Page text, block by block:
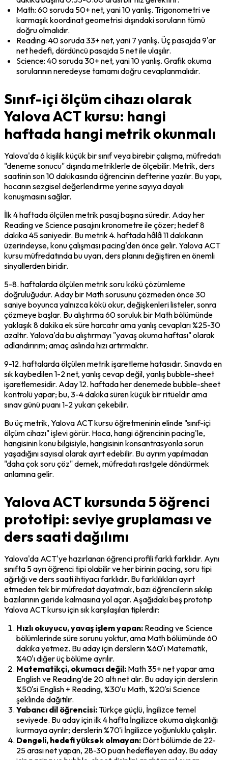
Math: 60 soruda 50+ net, yani 10 yanlış. Trigonometri ve
karmaşık koordinat geometrisi dışındaki soruların tümü
doğru olmalıdır.
Reading: 40 soruda 33+ net, yani 7 yanlış. Üç pasajda 9'ar
net hedefi, dördüncü pasajda 5 net ile ulaşılır.
Science: 40 soruda 30+ net, yani 10 yanlış. Grafik okuma
sorularının neredeyse tamamı doğru cevaplanmalıdır.
Sınıf-içi ölçüm cihazı olarak
Yalova ACT kursu: hangi
haftada hangi metrik okunmalı
Yalova'da 6 kişilik küçük bir sınıf veya birebir çalışma, müfredatı
"deneme sonucu" dışında metriklerle de ölçebilir. Metrik, ders
saatinin son 10 dakikasında öğrencinin defterine yazılır. Bu yapı,
hocanın sezgisel değerlendirme yerine sayıya dayalı
konuşmasını sağlar.
İlk 4 haftada ölçülen metrik pasaj başına süredir. Aday her
Reading ve Science pasajını kronometre ile çözer; hedef 8
dakika 45 saniyedir. Bu metrik 4. haftada hâlâ 11 dakikanın
üzerindeyse, konu çalışması pacing'den önce gelir. Yalova ACT
kursu müfredatında bu uyarı, ders planını değiştiren en önemli
sinyallerden biridir.
5-8. haftalarda ölçülen metrik soru kökü çözümleme
doğruluğudur. Aday bir Math sorusunu çözmeden önce 30
saniye boyunca yalnızca kökü okur, değişkenleri listeler, sonra
çözmeye başlar. Bu alıştırma 60 soruluk bir Math bölümünde
yaklaşık 8 dakika ek süre harcatır ama yanlış cevapları %25-30
azaltır. Yalova'da bu alıştırmayı "yavaş okuma haftası" olarak
adlandırırım; amaç aslında hızı artırmaktır.
9-12. haftalarda ölçülen metrik işaretleme hatasıdır. Sınavda en
sık kaybedilen 1-2 net, yanlış cevap değil, yanlış bubble-sheet
işaretlemesidir. Aday 12. haftada her denemede bubble-sheet
kontrolü yapar; bu, 3-4 dakika süren küçük bir ritüeldir ama
sınav günü puanı 1-2 yukarı çekebilir.
Bu üç metrik, Yalova ACT kursu öğretmeninin elinde "sınıf-içi
ölçüm cihazı" işlevi görür. Hoca, hangi öğrencinin pacing'le,
hangisinin konu bilgisiyle, hangisinin konsantrasyonla sorun
yaşadığını sayısal olarak ayırt edebilir. Bu ayrım yapılmadan
"daha çok soru çöz" demek, müfredatı rastgele döndürmek
anlamına gelir.
Yalova ACT kursunda 5 öğrenci
prototipi: seviye gruplaması ve
ders saati dağılımı
Yalova'da ACT'ye hazırlanan öğrenci profili farklı farklıdır. Aynı
sınıfta 5 ayrı öğrenci tipi olabilir ve her birinin pacing, soru tipi
ağırlığı ve ders saati ihtiyacı farklıdır. Bu farklılıkları ayırt
etmeden tek bir müfredat dayatmak, bazı öğrencilerin sıkılıp
bazılarının geride kalmasına yol açar. Aşağıdaki beş prototıp
Yalova ACT kursu için sık karşılaşılan tiplerdir:
Hızlı okuyucu, yavaş işlem yapan: Reading ve Science
bölümlerinde süre sorunu yoktur, ama Math bölümünde 60
dakika yetmez. Bu aday için derslerin %60'ı Matematik,
%40'ı diğer üç bölüme ayrılır.
Matematikçi, okumacı değil: Math 35+ net yapar ama
English ve Reading'de 20 altı net alır. Bu aday için derslerin
%50'si English + Reading, %30'u Math, %20'si Science
şeklinde dağıtılır.
Yabancı dil öğrencisi: Türkçe güçlü, İngilizce temel
seviyede. Bu aday için ilk 4 hafta İngilizce okuma alışkanlığı
kurmaya ayrılır; derslerin %70'i İngilizce yoğunluklu çalışılır.
Dengeli, hedefi yüksek olmayan: Dört bölümde de 22-
25 arası net yapan, 28-30 puan hedefleyen aday. Bu aday